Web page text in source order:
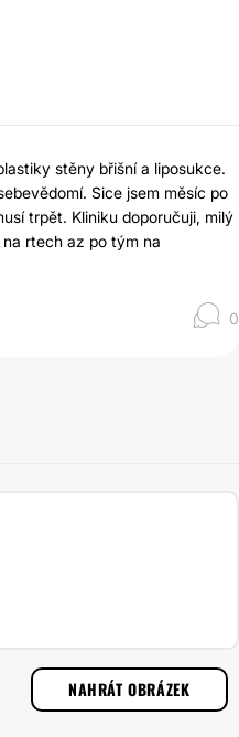
stěny břišní a liposukce.
Sice jsem měsíc po
trpět. Kliniku doporučuji, milý
rtech az po tým na
0
NAHRÁT OBRÁZEK